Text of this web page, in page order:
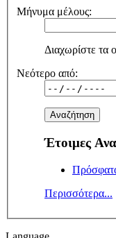
Μήνυμα μέλους:
Διαχωρίστε τα
Νεότερο από:
Έτοιμες
Περισσότερα...